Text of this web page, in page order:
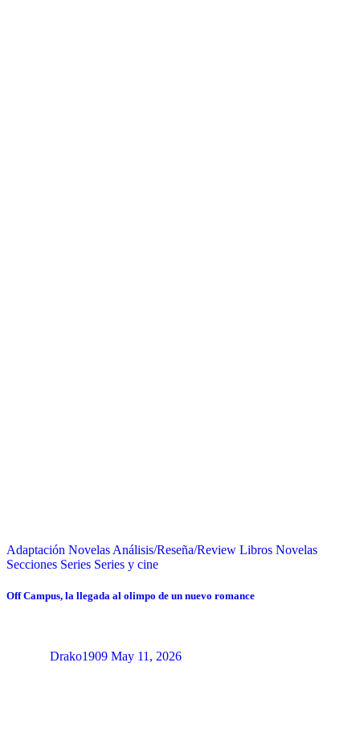
Adaptación Novelas Análisis/Reseña/Review Libros Novelas
Secciones Series Series y cine
Off Campus, la llegada al olimpo de un nuevo romance
Drako1909 May 11, 2026